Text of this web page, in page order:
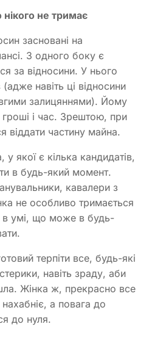
не тримає
засновані на
З одного боку є
за відносини. У нього
навіть ці відносини
залицяннями). Йому
і час. Зрештою, при
віддати частину майна.
якої є кілька кандидатів,
в будь-який момент.
кавалери з
не особливо тримається
в умі, що може в будь-
терпіти все, будь-які
навіть зраду, аби
Жінка ж, прекрасно все
а повага до
до нуля.